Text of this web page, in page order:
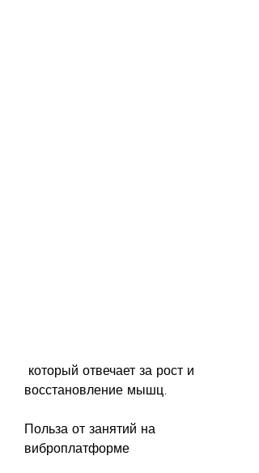
восстановление мышц.
Польза от занятий на
виброплатформе